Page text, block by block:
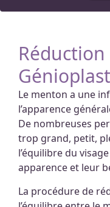
Le menton a une
l’apparence
De nombreuses
trop grand, petit,
l’équilibre du
apparence et leur
La procédure de